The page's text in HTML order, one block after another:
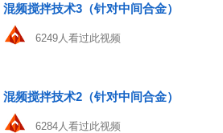
混频搅拌技术3（针对中间合金）
6249人看过此视频
混频搅拌技术2（针对中间合金）
6284人看过此视频